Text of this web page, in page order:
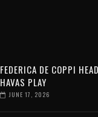
FEDERICA DE COPPI
HAVAS PLAY
JUNE 17, 2026